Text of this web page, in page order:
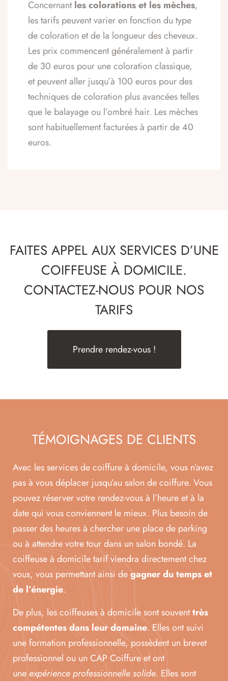
Concernantles colorations et les mèches,
les tarifs peuvent varier en fonction du type
de coloration et de la longueur des cheveux.
Les prix commencent généralement à partir
de 30 euros pour une coloration classique,
et peuvent aller jusqu’à 100 euros pour des
techniques de coloration plus avancées telles
que le balayage ou l’ombré hair. Les mèches
sont habituellement facturées à partir de 40
euros.
FAITES APPEL AUX SERVICES D’UNE
COIFFEUSE À DOMICILE.
CONTACTEZ-NOUS POUR NOS
TARIFS
Prendre rendez-vous !
TÉMOIGNAGES DE CLIENTS
Avec les services de coiffure à domicile, vous n’avez
pas à vous déplacer jusqu’au salon de coiffure. Vous
pouvez réserver votre rendez-vous à l’heure et à la
date qui vous conviennent le mieux. Plus besoin de
passer des heures à chercher une place de parking
ou à attendre votre tour dans un salon bondé. La
coiffeuse à domicile tarif viendra directement chez
vous, vous permettant ainsi degagner du temps et
de l’énergie.
De plus, les coiffeuses à domicile sont souventtrès
compétentes dans leur domaine. Elles ont suivi
une formation professionnelle, possèdent un brevet
professionnel ou un CAP Coiffure et ont
une expérience professionnelle solide. Elles sont